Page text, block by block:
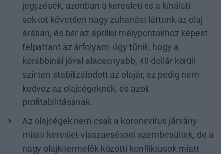
jegyzések, azonban a keresleti és a kínálati
sokkot követően nagy zuhanást láttunk az olaj
árában, és bár az áprilisi mélypontokhoz képest
felpattant az árfolyam, úgy tűnik, hogy a
korábbinál jóval alacsonyabb, 40 dollár körüli
szinten stabilizálódott az olajár, ez pedig nem
kedvez az olajcégeknek, és azok
profitabilitásának.
Az olajcégek nem csak a koronavírus járvány
miatti kereslet-visszaeséssel szembesültek, de a
nagy olajkitermelők közötti konfliktusok miatt